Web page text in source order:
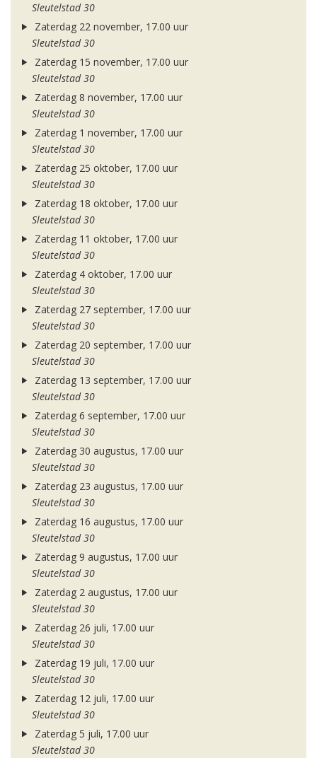
Sleutelstad 30
Zaterdag 22 november, 17.00 uur
Sleutelstad 30
Zaterdag 15 november, 17.00 uur
Sleutelstad 30
Zaterdag 8 november, 17.00 uur
Sleutelstad 30
Zaterdag 1 november, 17.00 uur
Sleutelstad 30
Zaterdag 25 oktober, 17.00 uur
Sleutelstad 30
Zaterdag 18 oktober, 17.00 uur
Sleutelstad 30
Zaterdag 11 oktober, 17.00 uur
Sleutelstad 30
Zaterdag 4 oktober, 17.00 uur
Sleutelstad 30
Zaterdag 27 september, 17.00 uur
Sleutelstad 30
Zaterdag 20 september, 17.00 uur
Sleutelstad 30
Zaterdag 13 september, 17.00 uur
Sleutelstad 30
Zaterdag 6 september, 17.00 uur
Sleutelstad 30
Zaterdag 30 augustus, 17.00 uur
Sleutelstad 30
Zaterdag 23 augustus, 17.00 uur
Sleutelstad 30
Zaterdag 16 augustus, 17.00 uur
Sleutelstad 30
Zaterdag 9 augustus, 17.00 uur
Sleutelstad 30
Zaterdag 2 augustus, 17.00 uur
Sleutelstad 30
Zaterdag 26 juli, 17.00 uur
Sleutelstad 30
Zaterdag 19 juli, 17.00 uur
Sleutelstad 30
Zaterdag 12 juli, 17.00 uur
Sleutelstad 30
Zaterdag 5 juli, 17.00 uur
Sleutelstad 30